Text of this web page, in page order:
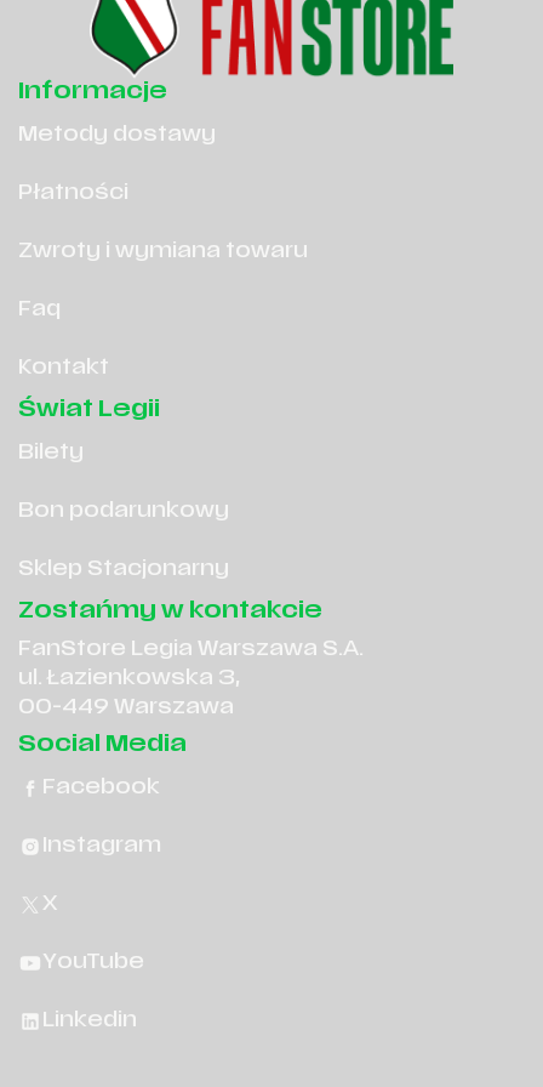
Informacje
Metody dostawy
Płatności
Zwroty i wymiana towaru
Faq
Kontakt
Świat Legii
Bilety
Bon podarunkowy
Sklep Stacjonarny
Zostańmy w kontakcie
FanStore Legia Warszawa S.A.
ul. Łazienkowska 3,
00-449 Warszawa
Social Media
Facebook
Instagram
X
YouTube
Linkedin